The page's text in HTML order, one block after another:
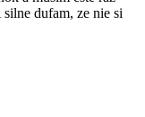
dufam, ze nie si